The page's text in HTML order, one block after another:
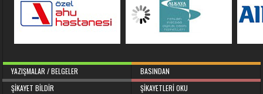
YAZIŞMALAR / BELGELER
BASINDAN
ŞIKAYET BILDIR
ŞIKAYETLERI OKU